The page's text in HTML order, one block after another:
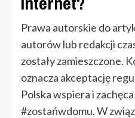
Prawa autorskie do
autorów lub redakcji
zostały zamieszczone.
oznacza akceptację
Polska wspiera i
#zostańwdomu. W